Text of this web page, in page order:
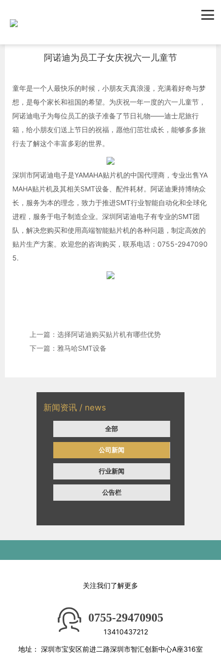
新闻资讯 / news
全部
公司新闻
行业新闻
公告栏
阿诺迪为员工子女庆祝六一儿童节
童年是一个人最快乐的时候，小朋友天真浪漫，充满着好奇与梦
想，是每个家长和祖国的希望。为庆祝一年一度的六一儿童节，
阿诺迪电子为每位员工的孩子准备了节日礼物——迪士尼旅行
箱，给小朋友们送上节日的祝福，愿他们茁壮成长，能够多多旅
行去了解这个丰富多彩的世界。
深圳市阿诺迪电子是YAMAHA贴片机的中国代理商，专业出售YA
MAHA贴片机及其相关SMT设备、配件耗材。阿诺迪秉持博纳众
长，服务为本的理念，致力于推进SMT行业智能自动化和全球化
进程，服务于电子制造企业。深圳阿诺迪电子有专业的SMT团
队，解决您购买和使用高端智能贴片机的各种问题，制定高效的
贴片生产方案。欢迎您的咨询购买，联系电话：0755-2947090
5.
上一篇：选择阿诺迪购买贴片机有哪些优势
下一篇：雅马哈SMT设备
关注我们了解更多
0755-29470905
13410437212
地址： 深圳市宝安区前进二路深圳市智汇创新中心A座316室